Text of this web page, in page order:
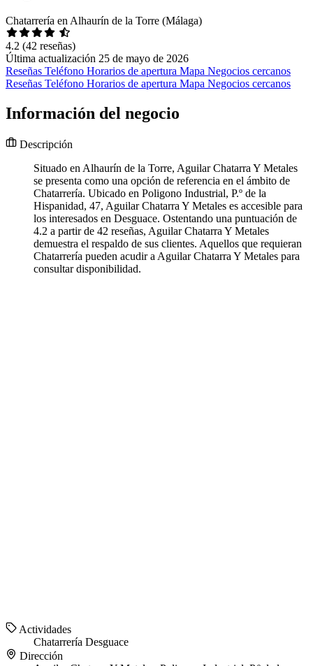
Chatarrería en Alhaurín de la Torre (Málaga)
4.2 (42 reseñas)
Última actualización 25 de mayo de 2026
Reseñas Teléfono Horarios de apertura Mapa Negocios cercanos
Reseñas Teléfono Horarios de apertura Mapa Negocios cercanos
Información del negocio
Descripción
Situado en Alhaurín de la Torre, Aguilar Chatarra Y Metales
se presenta como una opción de referencia en el ámbito de
Chatarrería. Ubicado en Poligono Industrial, P.º de la
Hispanidad, 47, Aguilar Chatarra Y Metales es accesible para
los interesados en Desguace. Ostentando una puntuación de
4.2 a partir de 42 reseñas, Aguilar Chatarra Y Metales
demuestra el respaldo de sus clientes. Aquellos que requieran
Chatarrería pueden acudir a Aguilar Chatarra Y Metales para
consultar disponibilidad.
Actividades
Chatarrería Desguace
Dirección